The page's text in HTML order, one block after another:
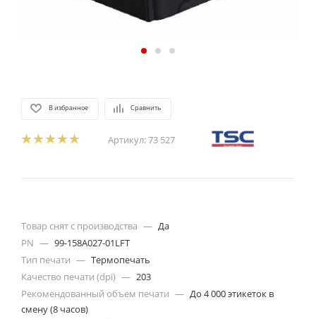
В избранное Сравнить
Артикул:73 527
Товар снят с производства — Да
PN — 99-158A027-01LFT
Тип печати — Термопечать
Качество печати (dpi) — 203
Рекомендованный объем печати — До 4 000 этикеток в
смену (8 часов)